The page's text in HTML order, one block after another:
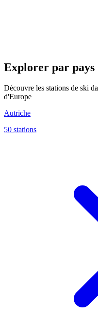
Explorer par pays
Découvre les stations de ski
d'Europe
Autriche
50 stations